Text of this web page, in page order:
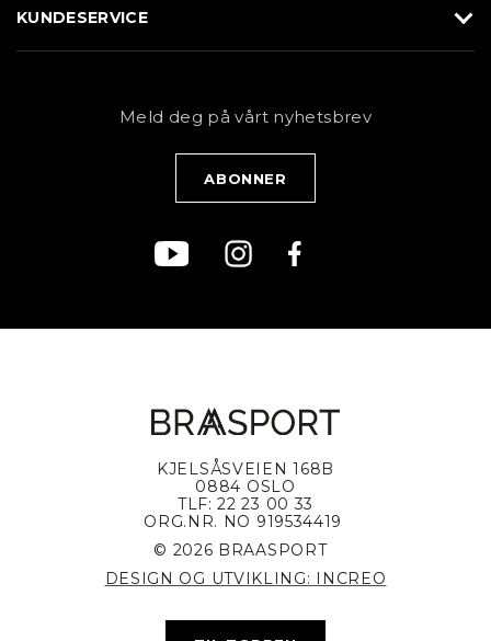
Løp
Sykkel
KUNDESERVICE
PersonvernerklæringMeld deg på vårt nyhetsbrev
KJELSÅSVEIEN 168B
0884 OSLO
TLF: 22 23 00 33
ORG.NR. NO 919534419
© 2026 BRAASPORT
DESIGN OG UTVIKLING: INCREO